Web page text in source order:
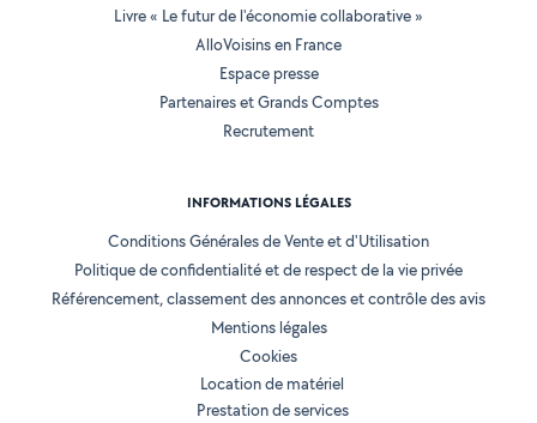
Livre « Le futur de l'économie collaborative »
AlloVoisins en France
Espace presse
Partenaires et Grands Comptes
Recrutement
INFORMATIONS LÉGALES
Conditions Générales de Vente et d'Utilisation
Politique de confidentialité et de respect de la vie privée
Référencement, classement des annonces et contrôle des avis
Mentions légales
Cookies
Location de matériel
Prestation de services